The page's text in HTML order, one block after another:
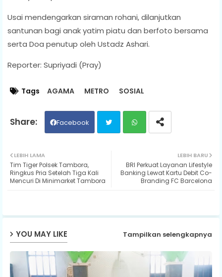
Usai mendengarkan siraman rohani, dilanjutkan
santunan bagi anak yatim piatu dan berfoto bersama
serta Doa penutup oleh Ustadz Ashari.
Reporter: Supriyadi (Pray)
Tags AGAMA METRO SOSIAL
Facebook
ats
LEBIH BARU
BRI Perkuat Layanan Lifestyle
Banking Lewat Kartu Debit Co-
Branding FC Barcelona
LEBIH LAMA
Tim Tiger Polsek Tambora,
Ringkus Pria Setelah Tiga Kali
Mencuri Di Minimarket Tambora
YOU MAY LIKE Tampilkan selengkapnya